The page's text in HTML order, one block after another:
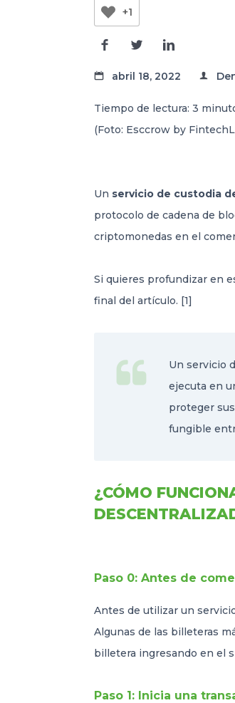
+1
abril 18, 2022
Tiempo de lectura: 3
(Foto: Esccrow by
Un servicio de custodia
protocolo de cadena de
criptomonedas en el
Si quieres profundizar en
final del artículo. [1]
Un servicio
ejecuta en
proteger
fungible
¿CÓMO
Paso 0: Antes de
Antes de utilizar un
Algunas de las billeteras
billetera ingresando en el
Paso 1: Inicia una